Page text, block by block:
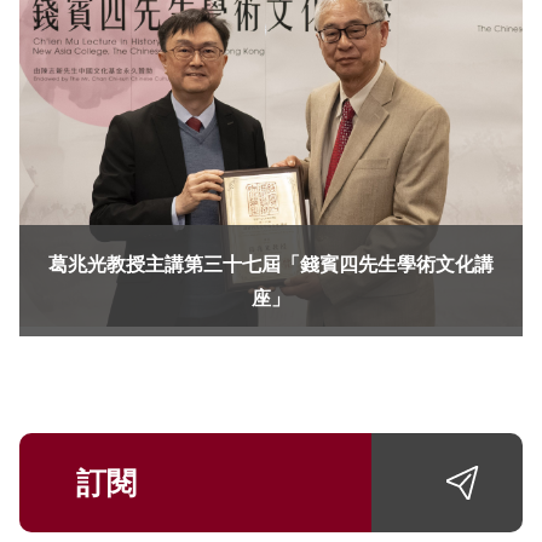
葛兆光教授主講第三十七屆「錢賓四先生學術文化講
座」
訂閱